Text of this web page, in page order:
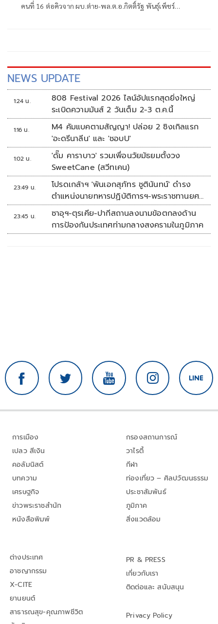
คนที่ 16 ต่อคิวจาก ผบ.ต่าย-พล.ต.อ.กิตติ์รัฐ พันธุ์เพ็ชร์
NEWS UPDATE
1:24 น.
808 Festival 2026 ไลน์อัปแรกสุดยิ่งใหญ่
ระเบิดความมันส์ 2 วันเต็ม 2-3 ต.ค.นี้
1:16 น.
M4 คัมแบคตามสัญญา! ปล่อย 2 ซิงเกิลแรก
'อะดรีนาลีน' และ 'ชอบU'
1:02 น.
'ดั๊ม คาราบาว' รวมเพื่อนวัยมัธยมตั้งวง
SweetCane (สวีทเคน)
23:49 น.
โปรดเกล้าฯ 'พันเอกสุภัทร ชูตินันทน์' ดำรง
ตำแหน่งนายทหารปฏิบัติการฯ-พระราชทานยศ
'พลตรี'
23:45 น.
ซาอุฯ-ตุรเคีย-ปากีสถานลงนามข้อตกลงด้าน
การป้องกันประเทศท่ามกลางสงครามในภูมิภาค
การเมือง
เปลว สีเงิน
คอลัมนิสต์
บทความ
เศรษฐกิจ
ข่าวพระราชสำนัก
หนังสือพิมพ์
กรองสถานการณ์
วาไรตี้
กีฬา
ท่องเที่ยว – ศิลปวัฒนธรรม
ประชาสัมพันธ์
ภูมิภาค
สิ่งแวดล้อม
ต่างประเทศ
อาชญากรรม
X-CITE
ยานยนต์
สาธารณสุข-คุณภาพชีวิต
PR & PRESS
เกี่ยวกับเรา
ติดต่อและ สนับสนุน
Privacy Policy